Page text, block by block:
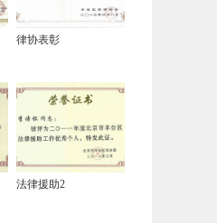
律协表彰
法律援助2